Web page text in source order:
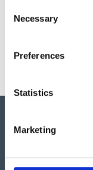
Selection
Necessary
Preferences
Statistics
Marketing